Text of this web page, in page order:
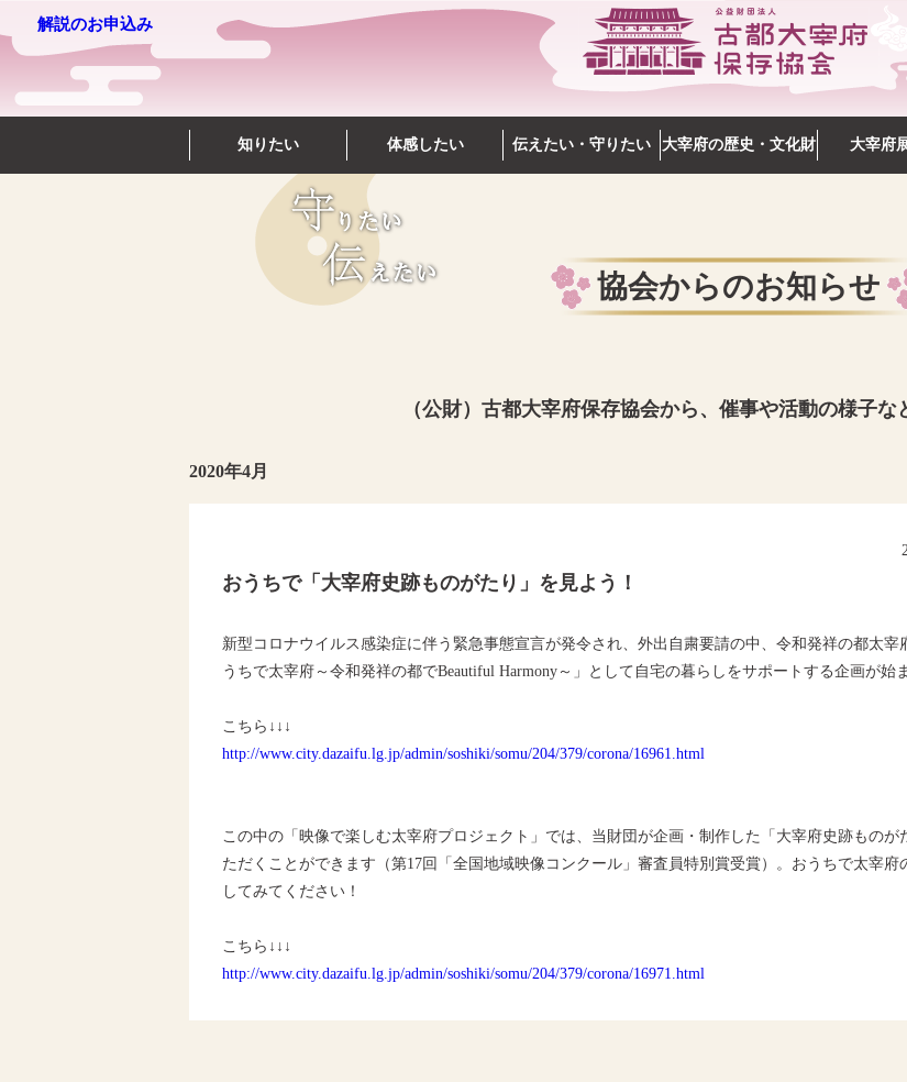
解説のお申込み
知りたい 体感したい 伝えたい・守りたい 大宰府の歴史・文化財 大宰府
協会からのお知らせ
（公財）古都大宰府保存協会から、催事や活動の様子な
2020年4月
おうちで「大宰府史跡ものがたり」を見よう！
新型コロナウイルス感染症に伴う緊急事態宣言が発令され、外出自粛要請の中、令和発祥の都太宰
うちで太宰府～令和発祥の都でBeautiful Harmony～」として自宅の暮らしをサポートする企画が始
こちら↓↓↓
http://www.city.dazaifu.lg.jp/admin/soshiki/somu/204/379/corona/16961.html
この中の「映像で楽しむ太宰府プロジェクト」では、当財団が企画・制作した「大宰府史跡ものが
ただくことができます（第17回「全国地域映像コンクール」審査員特別賞受賞）。おうちで太宰府
してみてください！
こちら↓↓↓
http://www.city.dazaifu.lg.jp/admin/soshiki/somu/204/379/corona/16971.html